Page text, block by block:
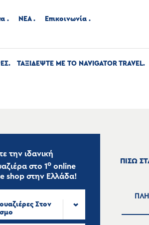
ΝΕΑ Επικοινωνία
ΤΑΞΙΔΕΨΤΕ ΜΕ ΤΟ NAVIGATOR TRAVEL
την ιδανική
στο 1ο online
shop στην Ελλάδα!
Στον
ΠΙΣΩ